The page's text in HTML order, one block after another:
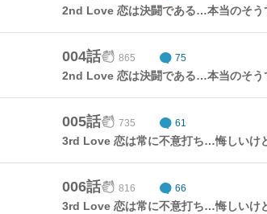
2nd Love 恋は決闘である…本当のそう
004話 865 75
2nd Love 恋は決闘である…本当のそう
005話 735 61
3rd Love 恋は常に不意打ち…悔しいけ
006話 816 66
3rd Love 恋は常に不意打ち…悔しいけ